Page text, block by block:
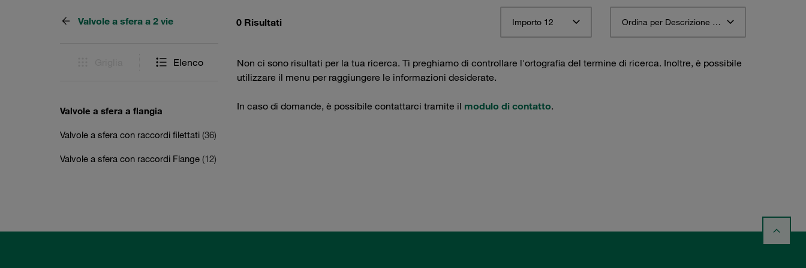
Valvole a sfera a 2 vie
Elenco
Valvole a sfera a flangia
Valvole a sfera con raccordi filettati (36)
Valvole a sfera con raccordi Flange (12)
0 Risultati Importo 12 Ordina per Descrizione materiale STAUFF ascendente
Non ci sono risultati per la tua ricerca. Ti preghiamo di controllare l'ortografia del termine di ricerca. Inoltre, è possibile
utilizzare il menu per raggiungere le informazioni desiderate.
In caso di domande, è possibile contattarci tramite il modulo di contatto.